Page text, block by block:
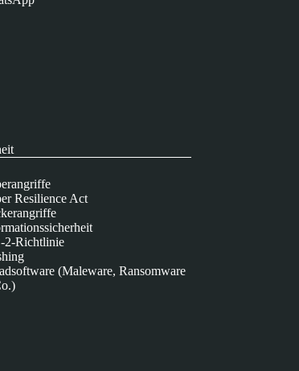
Resilience Act
2-Richtlinie
(Maleware, Ransomware